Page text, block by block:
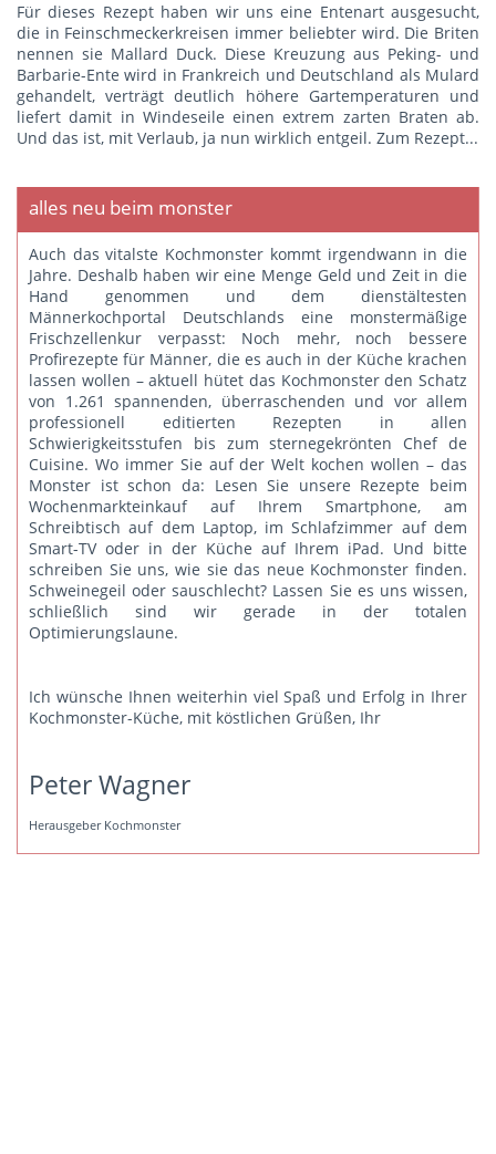
Für dieses Rezept haben wir uns eine Entenart ausgesucht,
die in Feinschmeckerkreisen immer beliebter wird. Die Briten
nennen sie Mallard Duck. Diese Kreuzung aus Peking- und
Barbarie-Ente wird in Frankreich und Deutschland als Mulard
gehandelt, verträgt deutlich höhere Gartemperaturen und
liefert damit in Windeseile einen extrem zarten Braten ab.
Und das ist, mit Verlaub, ja nun wirklich entgeil. Zum Rezept...
alles neu beim monster
Auch das vitalste Kochmonster kommt irgendwann in die
Jahre. Deshalb haben wir eine Menge Geld und Zeit in die
Hand genommen und dem dienstältesten
Männerkochportal Deutschlands eine monstermäßige
Frischzellenkur verpasst: Noch mehr, noch bessere
Profirezepte für Männer, die es auch in der Küche krachen
lassen wollen – aktuell hütet das Kochmonster den Schatz
von 1.261 spannenden, überraschenden und vor allem
professionell editierten Rezepten in allen
Schwierigkeitsstufen bis zum sternegekrönten Chef de
Cuisine. Wo immer Sie auf der Welt kochen wollen – das
Monster ist schon da: Lesen Sie unsere Rezepte beim
Wochenmarkteinkauf auf Ihrem Smartphone, am
Schreibtisch auf dem Laptop, im Schlafzimmer auf dem
Smart-TV oder in der Küche auf Ihrem iPad. Und bitte
schreiben Sie uns, wie sie das neue Kochmonster finden.
Schweinegeil oder sauschlecht? Lassen Sie es uns wissen,
schließlich sind wir gerade in der totalen
Optimierungslaune.
Ich wünsche Ihnen weiterhin viel Spaß und Erfolg in Ihrer
Kochmonster-Küche, mit köstlichen Grüßen, Ihr
Peter Wagner
Herausgeber Kochmonster